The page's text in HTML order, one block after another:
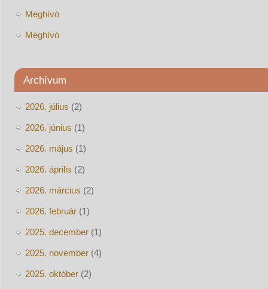
Meghívó
Meghívó
Archívum
2026. július (2)
2026. június (1)
2026. május (1)
2026. április (2)
2026. március (2)
2026. február(1)
2025. december(1)
2025. november(4)
2025. október(2)